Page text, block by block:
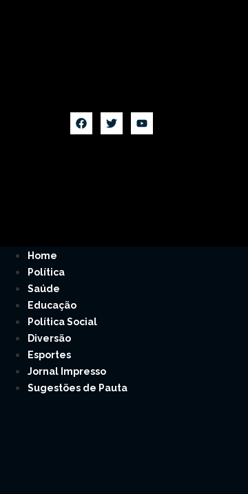
Home
Política
Saúde
Educação
Política Social
Diversão
Esportes
Jornal Impresso
Sugestões de Pauta